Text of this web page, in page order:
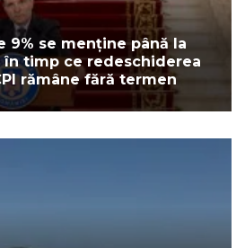
9% se menține până la
în timp ce redeschiderea
rămâne fără termen